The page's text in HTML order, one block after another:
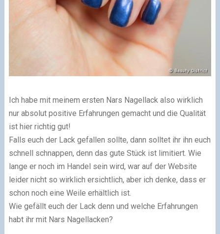
Ich habe mit meinem ersten Nars Nagellack also wirklich
nur absolut positive Erfahrungen gemacht und die Qualität
ist hier richtig gut!
Falls euch der Lack gefallen sollte, dann solltet ihr ihn euch
schnell schnappen, denn das gute Stück ist limitiert. Wie
lange er noch im Handel sein wird, war auf der Website
leider nicht so wirklich ersichtlich, aber ich denke, dass er
schon noch eine Weile erhältlich ist.
Wie gefällt euch der Lack denn und welche Erfahrungen
habt ihr mit Nars Nagellacken?